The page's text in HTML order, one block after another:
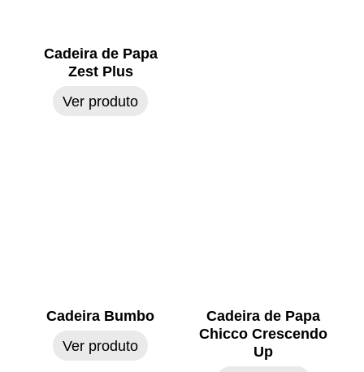
Cadeira de Papa
Zest Plus
Ver produto
Cadeira Bumbo
Ver produto
Cadeira de Papa
Chicco Crescendo
Up